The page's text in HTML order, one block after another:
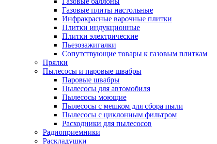
Газовые плиты настольные
Инфракрасные варочные плитки
Плитки индукционные
Плитки электрические
Пьезозажигалки
Сопутствующие товары к газовым плиткам
Прялки
Пылесосы и паровые швабры
Паровые швабры
Пылесосы для автомобиля
Пылесосы моющие
Пылесосы с мешком для сбора пыли
Пылесосы с циклонным фильтром
Расходники для пылесосов
Радиоприемники
Раскладушки